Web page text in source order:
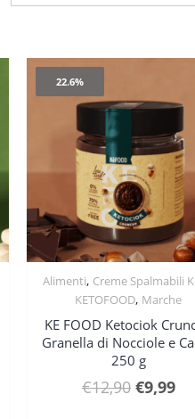
22.6%
Quick View
Alimenti, Creme Spalmabili
KETOFOOD, Marche
KE FOOD Ketociok
Granella di Nocciole e
250 g
€12,90 Il
€9,99Il